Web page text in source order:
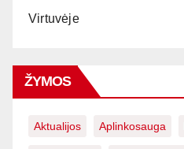
Virtuvėje
ŽYMOS
Aktualijos Aplinkosauga